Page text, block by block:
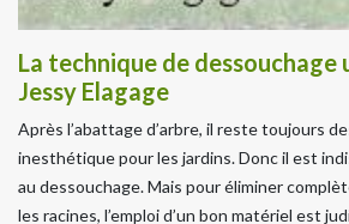
La technique de dessouchage
Jessy Elagage
Après l’abattage d’arbre, il reste toujours
inesthétique pour les jardins. Donc il est
au dessouchage. Mais pour éliminer
les racines, l’emploi d’un bon matériel est